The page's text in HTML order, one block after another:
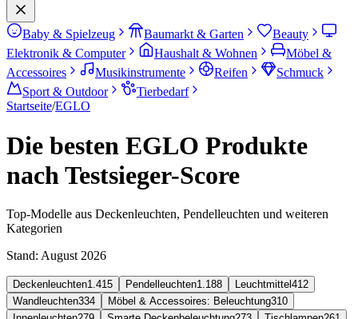
Baby & Spielzeug Baumarkt & Garten
Beauty
Elektronik & Computer
Haushalt & Wohnen
Möbel &
Accessoires
Musikinstrumente Reifen
Schmuck
Sport & Outdoor
Tierbedarf
Startseite/EGLO
Die besten EGLO Produkte
nach Testsieger-Score
Top-Modelle aus Deckenleuchten, Pendelleuchten und weiteren
Kategorien
Stand: August 2026
Deckenleuchten1.415 Pendelleuchten1.188 Leuchtmittel 412
Wandleuchten334 Möbel & Accessoires: Beleuchtung310